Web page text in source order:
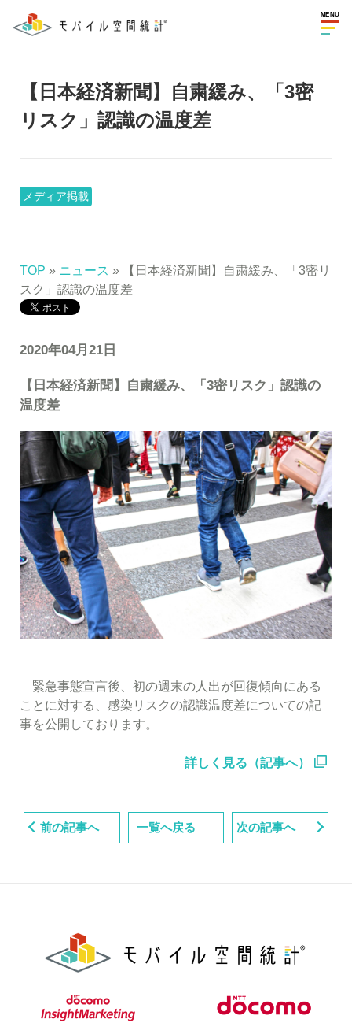
MENU
【日本経済新聞】自粛緩み、「3密
リスク」認識の温度差
メディア掲載
TOP » ニュース » 【日本経済新聞】自粛緩み、「3密リ
スク」認識の温度差
2020年04月21日
【日本経済新聞】自粛緩み、「3密リスク」認識の
温度差
緊急事態宣言後、初の週末の人出が回復傾向にある
ことに対する、感染リスクの認識温度差についての記
事を公開しております。
詳しく見る（記事へ）
前の記事へ 一覧へ戻る 次の記事へ